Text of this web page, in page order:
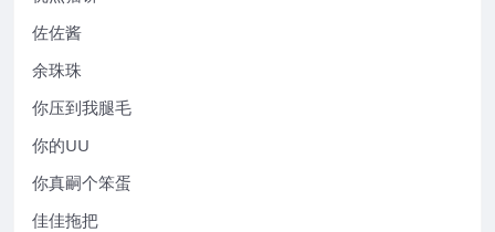
佐佐酱
余珠珠
你压到我腿毛
你的UU
你真嗣个笨蛋
佳佳拖把